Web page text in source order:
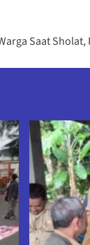
Saat Sholat,